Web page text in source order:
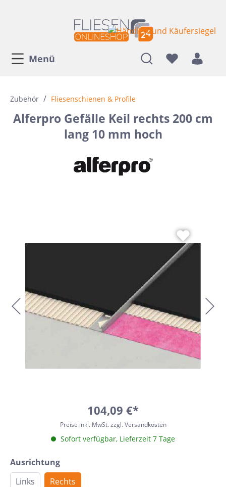
Menü
Zubehör / Fliesenschienen & Profile
Alferpro Gefälle Keil rechts 200 cm
lang 10 mm hoch
104,09 €*
Preise inkl. MwSt. zzgl. Versandkosten
Sofort verfügbar, Lieferzeit 7 Tage
Ausrichtung
Links
Rechts